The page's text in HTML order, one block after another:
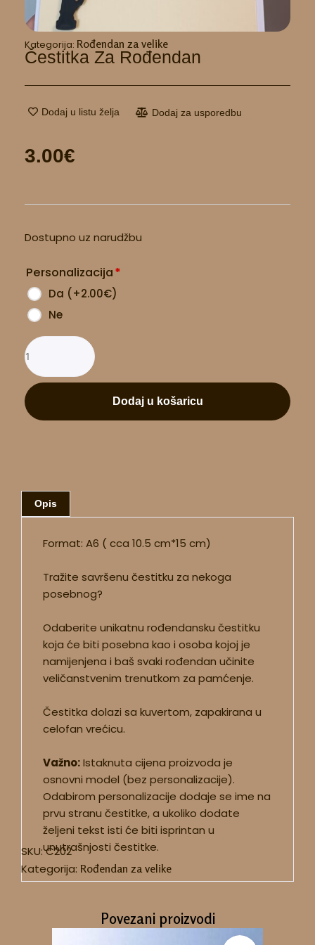
Kategorija: Rođendan za velike
Čestitka Za Rođendan
Dodaj u listu želja Dodaj za usporedbu
3.00€
Dostupno uz narudžbu
Personalizacija*
Da (+2.00€)
Ne
za
količina
Dodaj u košaricu
Opis
Format: A6 ( cca 10.5 cm*15 cm)
Tražite savršenu čestitku za nekoga
posebnog?
Odaberite unikatnu rođendansku čestitku
koja će biti posebna kao i osoba kojoj je
namijenjena i baš svaki rođendan učinite
veličanstvenim trenutkom za pamćenje.
Čestitka dolazi sa kuvertom, zapakirana u
celofan vrećicu.
Važno:Istaknuta cijena proizvoda je
osnovni model (bez personalizacije).
Odabirom personalizacije dodaje se ime na
prvu stranu čestitke, a ukoliko dodate
željeni tekst isti će biti isprintan u
unutrašnjosti čestitke.
SKU:C202
Kategorija: Rođendan za velike
Povezani proizvodi